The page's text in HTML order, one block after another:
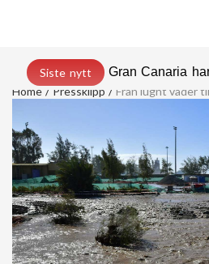
Siste nytt
Gran Canaria
Home
Pressklipp Från lugnt väder